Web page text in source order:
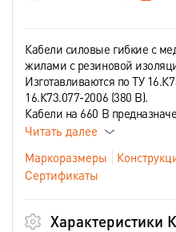
Кабели силовые гибкие с
жилами с резиновой
Изготавливаются по ТУ
16.К73.077-2006 (380 В).
Кабели на 660 В
Читать далее
Маркоразмеры
Сертификаты
Характеристики